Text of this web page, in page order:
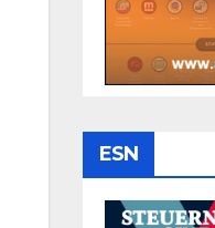
ESN